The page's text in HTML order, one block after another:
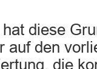
diese
auf den
die